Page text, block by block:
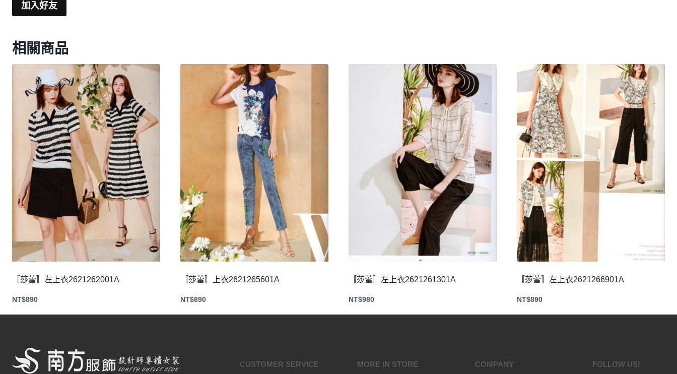
加入好友
相關商品
〚莎蕾〛左上衣2621262001A
NT$890
〚莎蕾〛上衣2621265601A
NT$890
〚莎蕾〛左上衣2621261301A
NT$980
〚莎蕾〛左上衣2621266901A
NT$890
CUSTOMER SERVICE MORE IN STORE COMPANY FOLLOW US!